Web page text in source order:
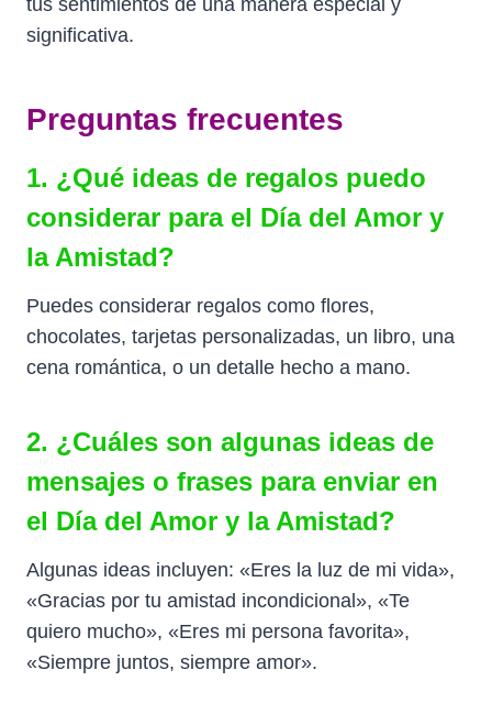
significativa.
Preguntas frecuentes
1. ¿Qué ideas de regalos puedo
considerar para el Día del Amor y
la Amistad?
Puedes considerar regalos como flores,
chocolates, tarjetas personalizadas, un libro, una
cena romántica, o un detalle hecho a mano.
2. ¿Cuáles son algunas ideas de
mensajes o frases para enviar en
el Día del Amor y la Amistad?
Algunas ideas incluyen: «Eres la luz de mi vida»,
«Gracias por tu amistad incondicional», «Te
quiero mucho», «Eres mi persona favorita»,
«Siempre juntos, siempre amor».